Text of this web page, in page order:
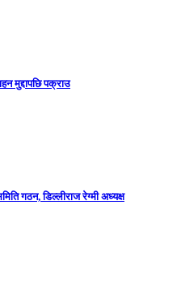
मुद्दापछि पक्राउ
गठन, डिल्लीराज रेग्मी अध्यक्ष